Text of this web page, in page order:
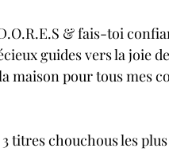
& fais-toi
guides vers la joie de
maison pour tous mes
titres chouchous les plus